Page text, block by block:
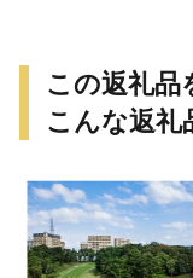
この返礼品
こんな返礼